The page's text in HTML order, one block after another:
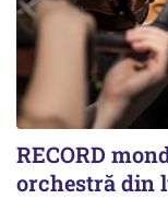
RECORD
orchestră din